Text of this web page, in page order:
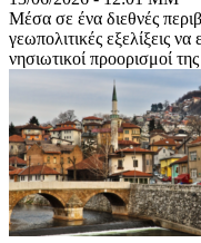
Μέσα σε ένα διεθνές
γεωπολιτικές εξελίξεις να
νησιωτικοί προορισμοί